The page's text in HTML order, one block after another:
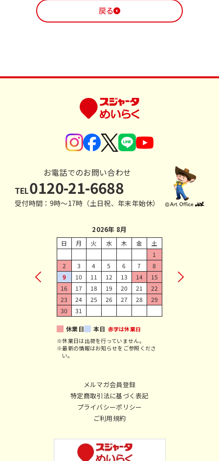
戻る
お電話でのお問い合わせ
TEL0120-21-6688
受付時間：9時〜17時（土日祝、年末年始休）
メルマガ会員登録
特定商取引法に基づく表記
プライバシーポリシー
ご利用規約
2026年 8月
日 月 火 水 木 金
土
1
2
3 4 5 6 7
8
9
10 11 12 13 14
15
16
17 18 19 20 21
22
23
24 25 26 27 28
29
30
31
休業日 本日 赤字は休業日
※休業日は出荷を行っていません。
※最新の情報はお知らせをご参照くださ
い。